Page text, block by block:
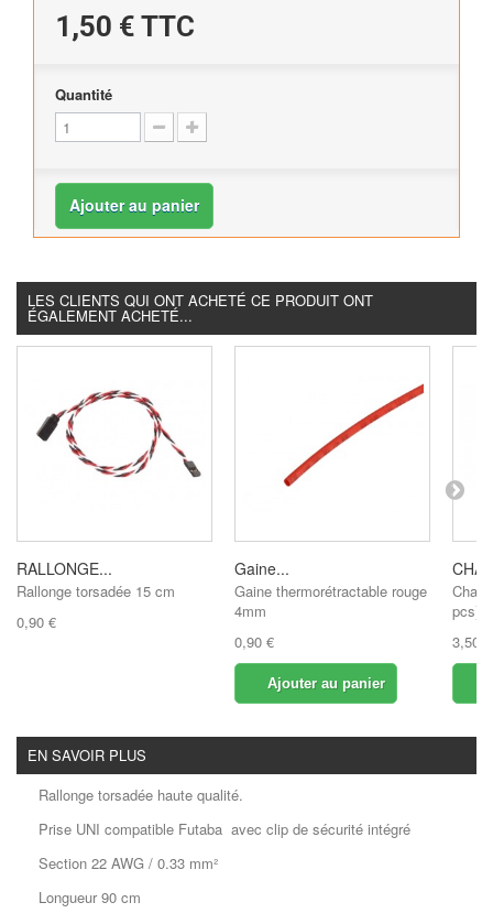
1,50 € TTC
Quantité
Ajouter au panier
LES CLIENTS QUI ONT ACHETÉ CE PRODUIT ONT
ÉGALEMENT ACHETÉ...
RALLONGE...
Rallonge torsadée 15 cm
0,90 €
Gaine...
Gaine thermorétractable rouge
4mm
0,90 €
Ajouter au panier
pcs)
3,50 €
EN SAVOIR PLUS
Rallonge torsadée haute qualité.
Prise UNI compatible Futaba avec clip de sécurité intégré
Section 22 AWG / 0.33 mm²
Longueur 90 cm